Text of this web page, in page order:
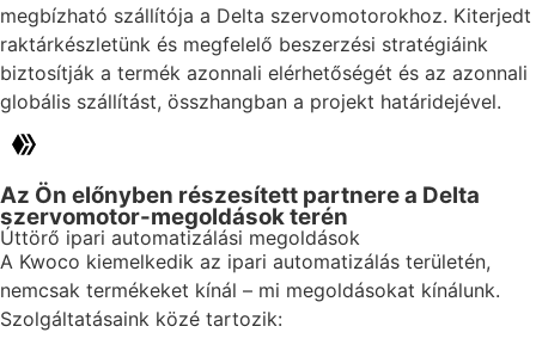
megbízható szállítója a Delta szervomotorokhoz. Kiterjedt
raktárkészletünk és megfelelő beszerzési stratégiáink
biztosítják a termék azonnali elérhetőségét és az azonnali
globális szállítást, összhangban a projekt határidejével.
Az Ön előnyben részesített partnere a Delta
szervomotor-megoldások terén
Úttörő ipari automatizálási megoldások
A Kwoco kiemelkedik az ipari automatizálás területén,
nemcsak termékeket kínál – mi megoldásokat kínálunk.
Szolgáltatásaink közé tartozik: